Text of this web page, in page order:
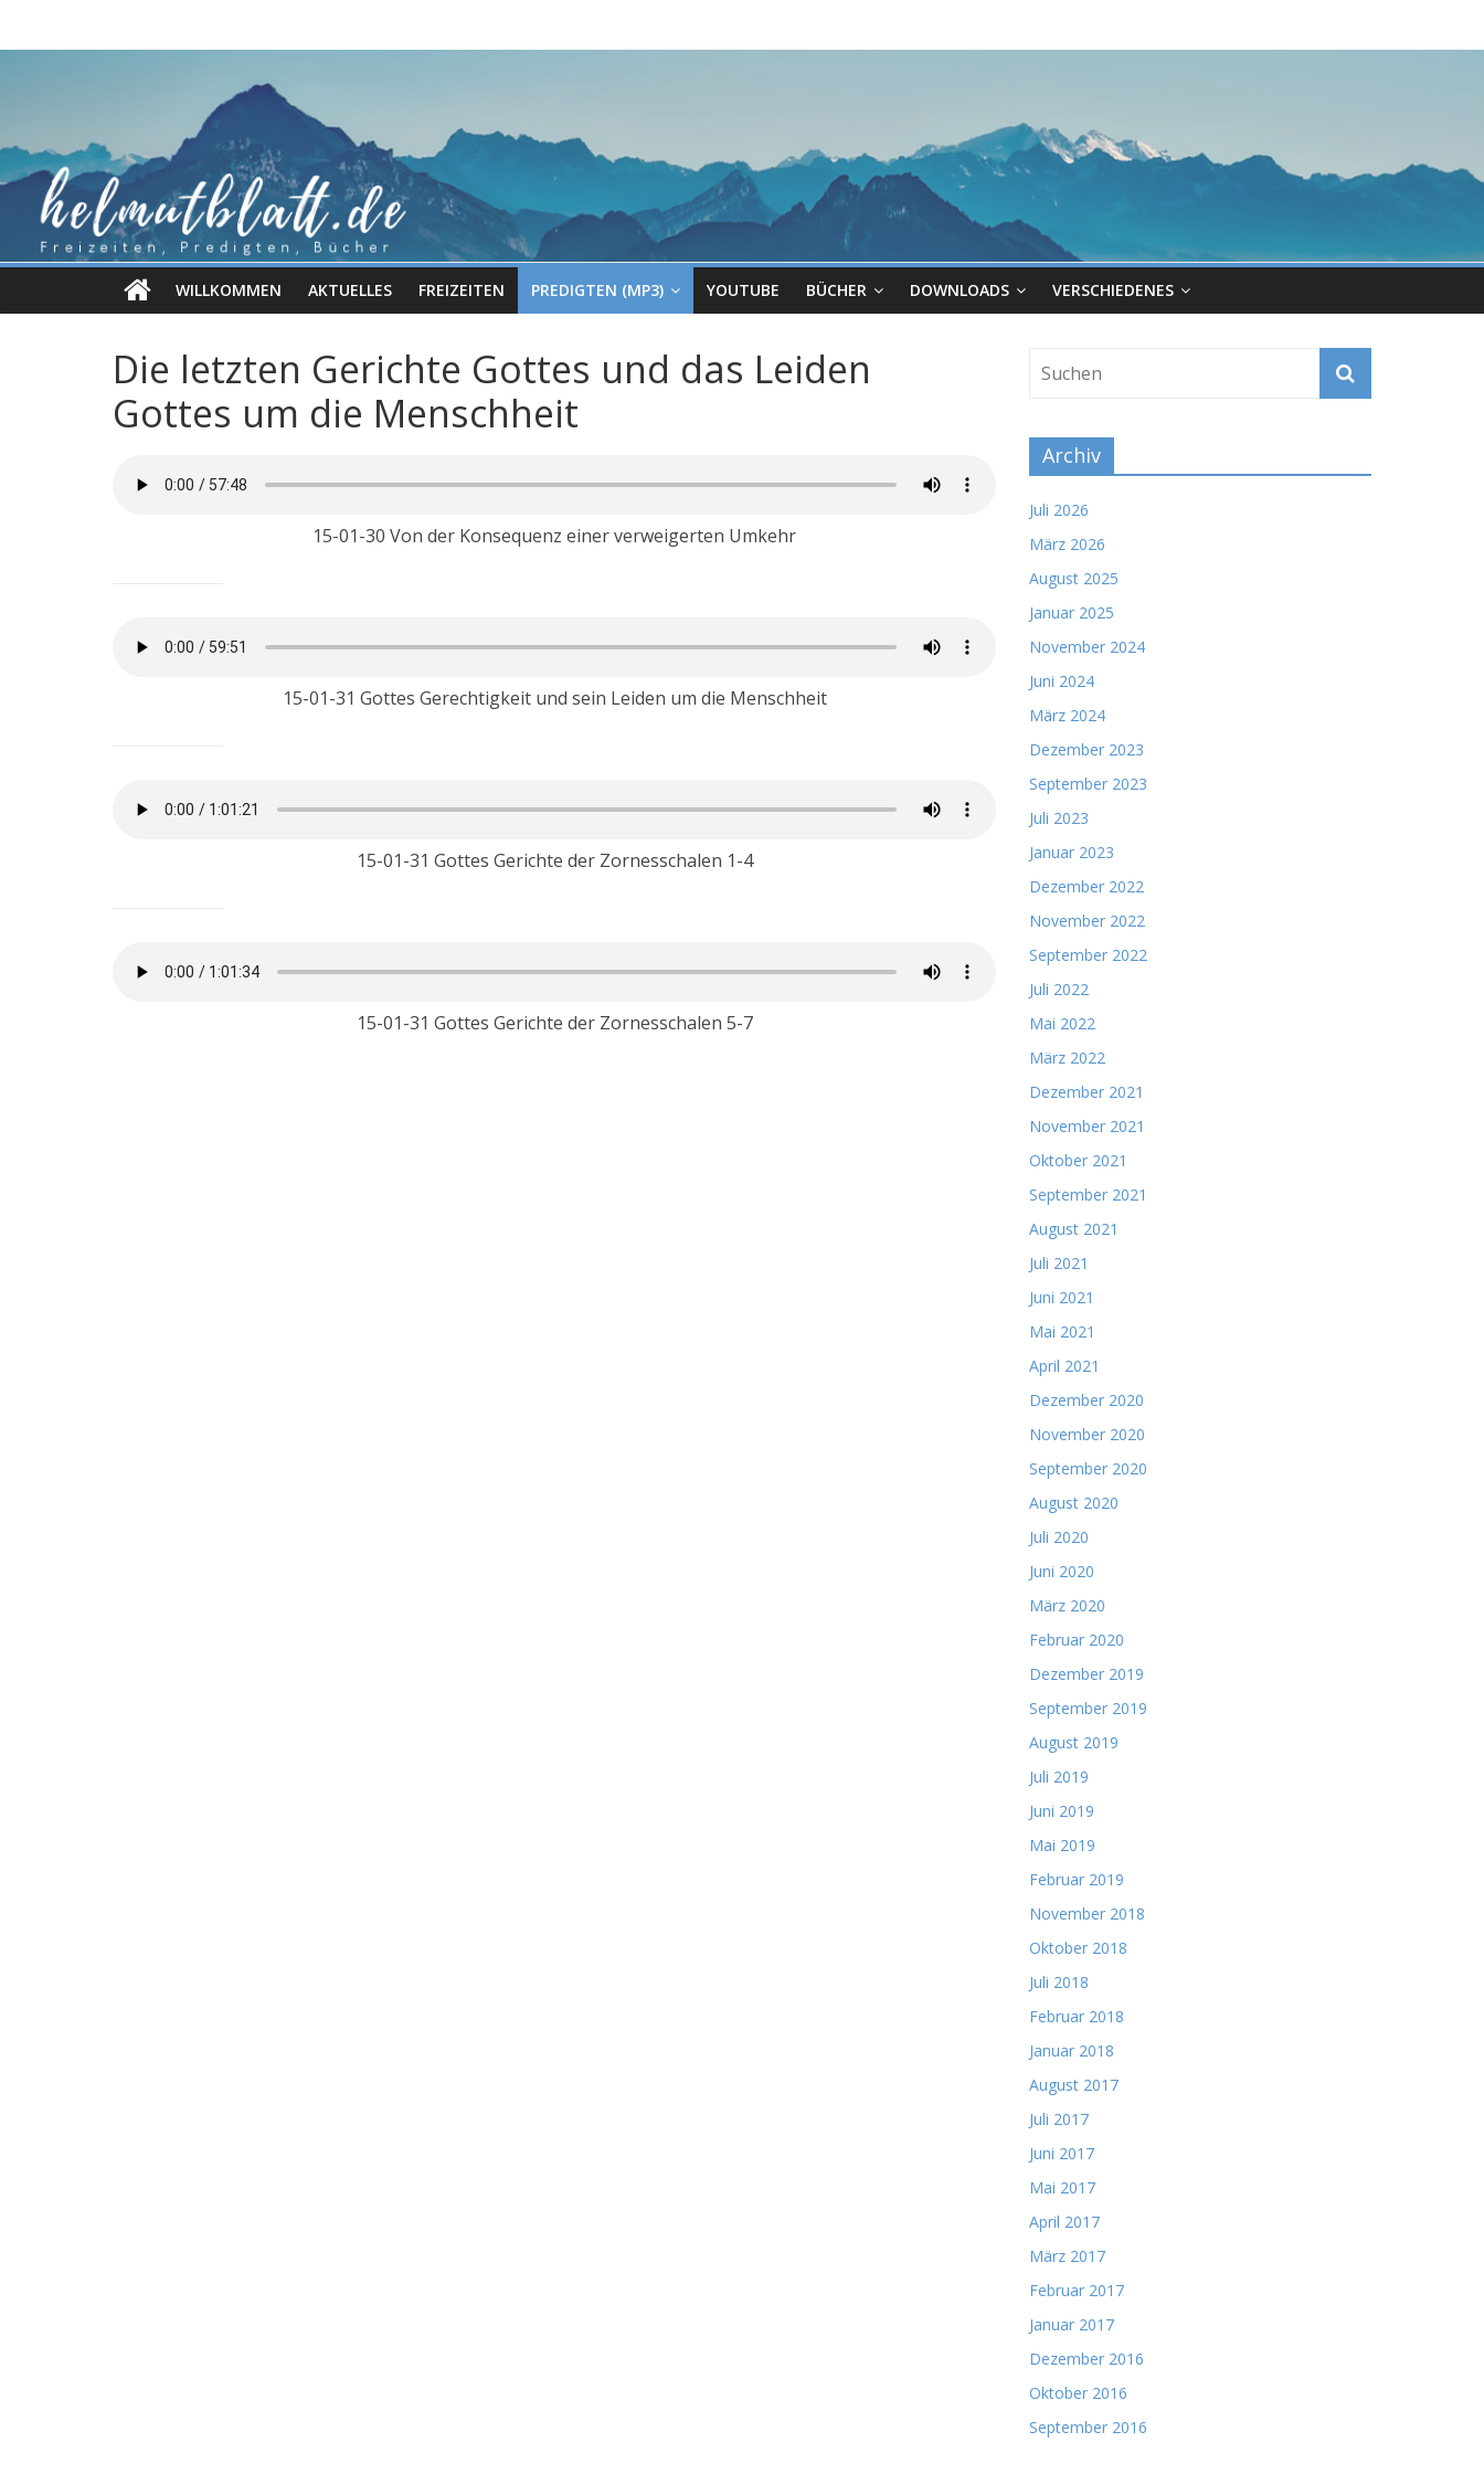
WILLKOMMEN AKTUELLES FREIZEITEN PREDIGTEN (MP3) YOUTUBE BÜCHER DOWNLOADS VERSCHIEDENES
Die letzten Gerichte Gottes und das Leiden
Gottes um die Menschheit
15-01-30 Von der Konsequenz einer verweigerten Umkehr
15-01-31 Gottes Gerechtigkeit und sein Leiden um die Menschheit
15-01-31 Gottes Gerichte der Zornesschalen 1-4
15-01-31 Gottes Gerichte der Zornesschalen 5-7
Archiv
Juli 2026
März 2026
August 2025
Januar 2025
November 2024
Juni 2024
März 2024
Dezember 2023
September 2023
Juli 2023
Januar 2023
Dezember 2022
November 2022
September 2022
Juli 2022
Mai 2022
März 2022
Dezember 2021
November 2021
Oktober 2021
September 2021
August 2021
Juli 2021
Juni 2021
Mai 2021
April 2021
Dezember 2020
November 2020
September 2020
August 2020
Juli 2020
Juni 2020
März 2020
Februar 2020
Dezember 2019
September 2019
August 2019
Juli 2019
Juni 2019
Mai 2019
Februar 2019
November 2018
Oktober 2018
Juli 2018
Februar 2018
Januar 2018
August 2017
Juli 2017
Juni 2017
Mai 2017
April 2017
März 2017
Februar 2017
Januar 2017
Dezember 2016
Oktober 2016
September 2016